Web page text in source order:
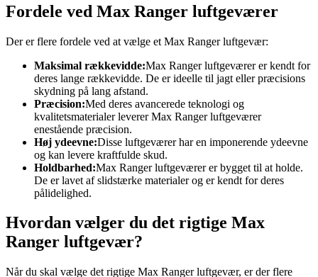
Fordele ved Max Ranger luftgeværer
Der er flere fordele ved at vælge et Max Ranger luftgevær:
Maksimal rækkevidde:Max Ranger luftgeværer er kendt for
deres lange rækkevidde. De er ideelle til jagt eller præcisions
skydning på lang afstand.
Præcision:Med deres avancerede teknologi og
kvalitetsmaterialer leverer Max Ranger luftgeværer
enestående præcision.
Høj ydeevne:Disse luftgeværer har en imponerende ydeevne
og kan levere kraftfulde skud.
Holdbarhed:Max Ranger luftgeværer er bygget til at holde.
De er lavet af slidstærke materialer og er kendt for deres
pålidelighed.
Hvordan vælger du det rigtige Max
Ranger luftgevær?
Når du skal vælge det rigtige Max Ranger luftgevær, er der flere